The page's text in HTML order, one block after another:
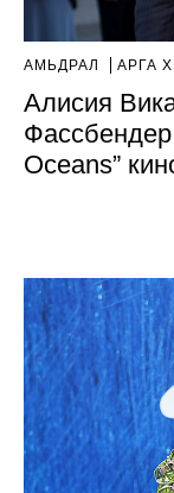
АМЬДРАЛ АРГА
Алисия
Oceans”